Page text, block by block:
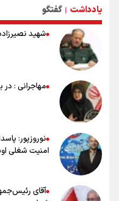
ورود مواد آلاینده به منابع
دست رفتن باروری خاک
مروری بر زندگینامه
۱۷ مرداد؛ روز خبرنگار
خانواده شهید لاریجانی: از
کنید
اشک‌های CR7 به قیمت ۲۳ سال تلاش؛ گریه نکن آقای رونالدو
حیدری: افزایش تیم‌های جام
جام جهانی مردود نشد
یادداشت | گفتگو
شهید
مهاجرانی : در
نوروزپور:
امنیت شغلی
آقای